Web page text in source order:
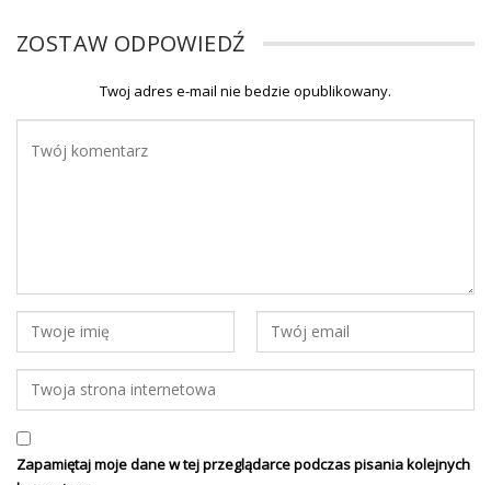
ZOSTAW ODPOWIEDŹ
Twoj adres e-mail nie bedzie opublikowany.
Zapamiętaj moje dane w tej przeglądarce podczas pisania kolejnych